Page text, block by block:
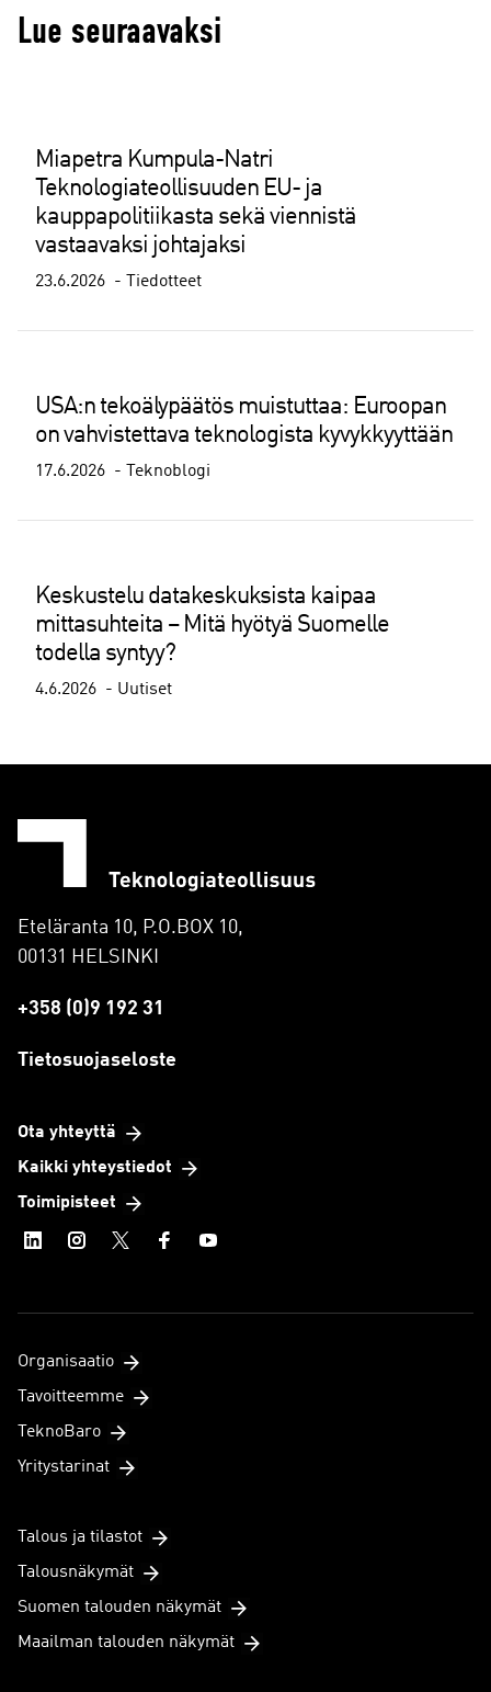
Lue seuraavaksi
Miapetra Kumpula-Natri
Teknologiateollisuuden EU- ja
kauppapolitiikasta sekä viennistä
vastaavaksi johtajaksi
23.6.2026 Tiedotteet
USA:n tekoälypäätös muistuttaa: Euroopan
on vahvistettava teknologista kyvykkyyttään
17.6.2026 Teknoblogi
Keskustelu datakeskuksista kaipaa
mittasuhteita – Mitä hyötyä Suomelle
todella syntyy?
4.6.2026 Uutiset
Eteläranta 10, P.O.BOX 10,
00131 HELSINKI
+358 (0)9 192 31
Tietosuojaseloste
Ota yhteyttä
Kaikki yhteystiedot
Toimipisteet
Organisaatio
Tavoitteemme
TeknoBaro
Yritystarinat
Talous ja tilastot
Talousnäkymät
Suomen talouden näkymät
Maailman talouden näkymät